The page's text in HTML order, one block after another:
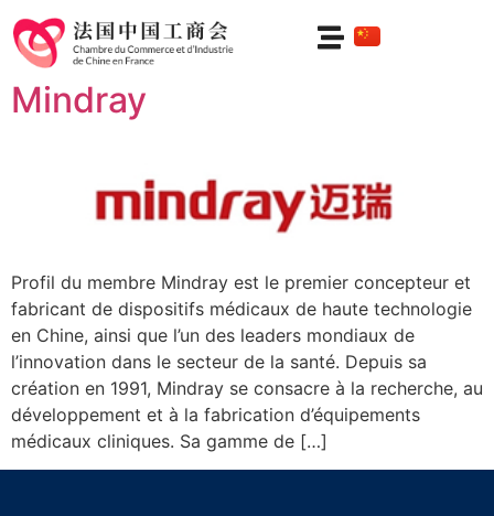
Catégorie : Santé
Mindray
Profil du membre Mindray est le premier concepteur et
fabricant de dispositifs médicaux de haute technologie
en Chine, ainsi que l’un des leaders mondiaux de
l’innovation dans le secteur de la santé. Depuis sa
création en 1991, Mindray se consacre à la recherche, au
développement et à la fabrication d’équipements
médicaux cliniques. Sa gamme de […]